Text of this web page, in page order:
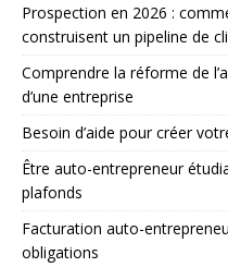
Prospection en 2026 :
construisent un pipeline de
Comprendre la réforme de
d’une entreprise
Besoin d’aide pour créer
Être auto-entrepreneur
plafonds
Facturation auto-
obligations